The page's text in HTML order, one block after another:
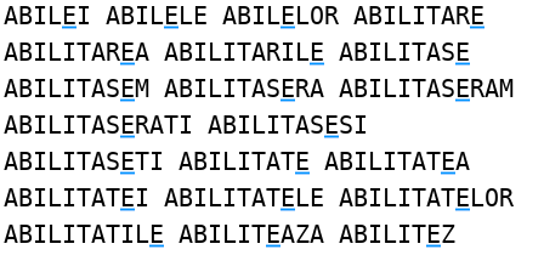
ABILEI ABILELE ABILELOR ABILITARE
ABILITAREA ABILITARILE ABILITASE
ABILITASEM ABILITASERA ABILITASERAM
ABILITASERATI ABILITASESI
ABILITASETI ABILITATE ABILITATEA
ABILITATEI ABILITATELE ABILITATELOR
ABILITATILE ABILITEAZA ABILITEZ